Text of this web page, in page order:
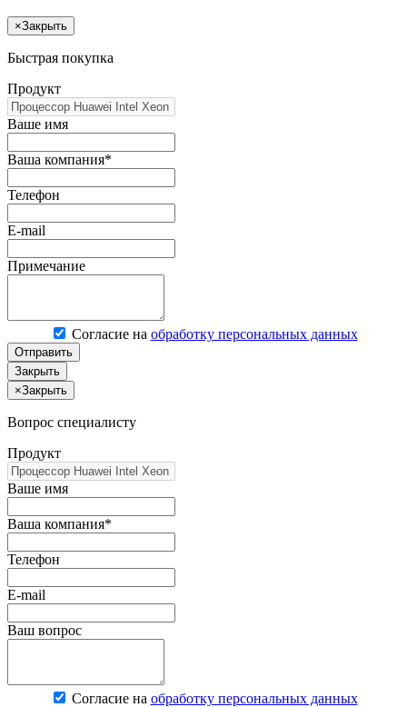
×Закрыть
Быстрая покупка
Продукт
Ваше имя
Ваша компания*
Телефон
E-mail
Примечание
Согласие на обработку персональных данных
Отправить
Закрыть
×Закрыть
Вопрос специалисту
Продукт
Ваше имя
Ваша компания*
Телефон
E-mail
Ваш вопрос
Согласие на обработку персональных данных